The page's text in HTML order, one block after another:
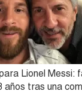
Lionel Messi:
años tras una